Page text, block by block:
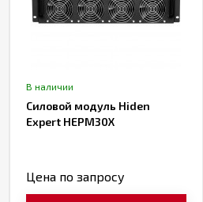
В наличии
Силовой модуль Hiden
Expert HEPM30X
Цена по запросу